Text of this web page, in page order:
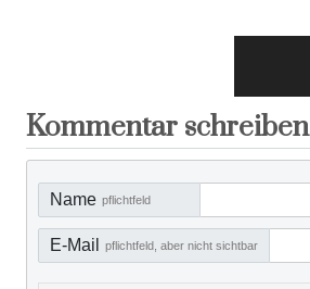
Kommentar schreiben
Name pflichtfeld
E-Mail pflichtfeld, aber nicht sichtbar